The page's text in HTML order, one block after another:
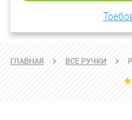
ГЛАВНАЯ ВСЕ РУЧКИ